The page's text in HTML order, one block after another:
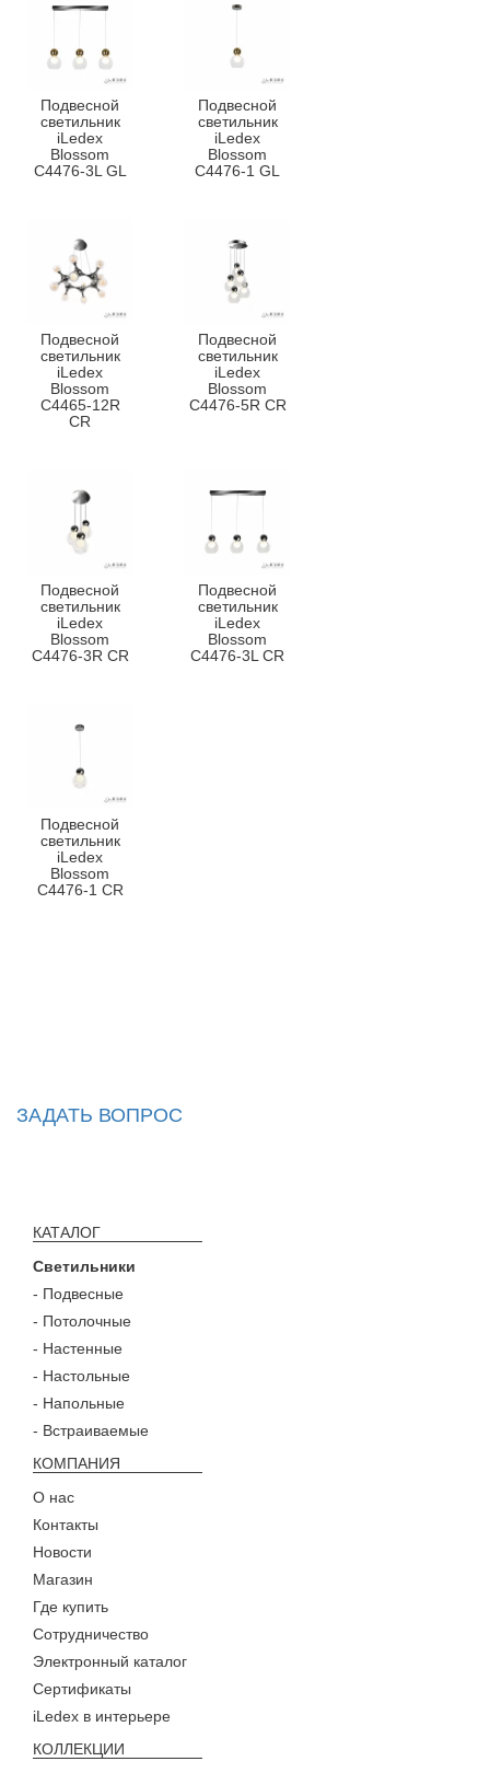
Подвесной
светильник
iLedex
Blossom
C4476-3L GL
Подвесной
светильник
iLedex
Blossom
C4476-1 GL
Подвесной
светильник
iLedex
Blossom
C4465-12R
CR
Подвесной
светильник
iLedex
Blossom
C4476-5R CR
Подвесной
светильник
iLedex
Blossom
C4476-3R CR
Подвесной
светильник
iLedex
Blossom
C4476-3L CR
Подвесной
светильник
iLedex
Blossom
C4476-1 CR
ЗАДАТЬ ВОПРОС
КАТАЛОГ
Светильники
- Подвесные
- Потолочные
- Настенные
- Настольные
- Напольные
- Встраиваемые
КОМПАНИЯ
О нас
Контакты
Новости
Магазин
Где купить
Сотрудничество
Электронный каталог
Сертификаты
iLedex в интерьере
КОЛЛЕКЦИИ